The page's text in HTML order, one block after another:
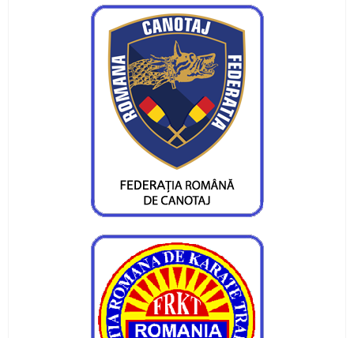
metri
Flotila pietreana de la CS Ceahlaul - LPS,
medaliata la Orsova si la Iasi
Diana Tiganasu si Daniel Munteanu s-au
calificat pentru Campionatul Balcanic
Vor 10 - 12 medalii la Campionatele Nationale
Prioritatile canotorilor pietreni
Primele medalii ale canotorilor pietreni în
sezonul 2020
Curs festiv pentru sportivii noștri de la LPS
Piatra Neamț